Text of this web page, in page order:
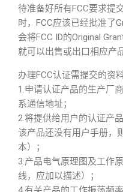
待准备好所有FCC要求提
时，FCC应该已经批准了
会将FCC ID的Original
就可以出售或出口相应产
办理FCC认证需提交的资
1.申请认证产品的生产厂
系通信地址；
2.将提供给用户的认证产
该产品还没有用户手册，
本）；
3.产品电气原理图及工作
线，应加以描述）；